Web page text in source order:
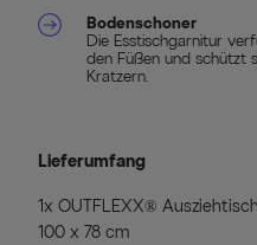
Bodenschoner
Die Esstischgarnitur
den Füßen und schützt
Kratzern.
Lieferumfang
1x OUTFLEXX®
100 x 78 cm